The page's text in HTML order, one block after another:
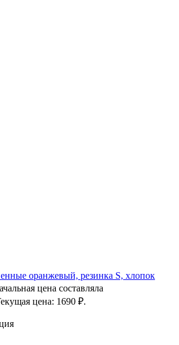
оранжевый, резинка S, хлопок
цена составляла
цена: 1690 ₽.